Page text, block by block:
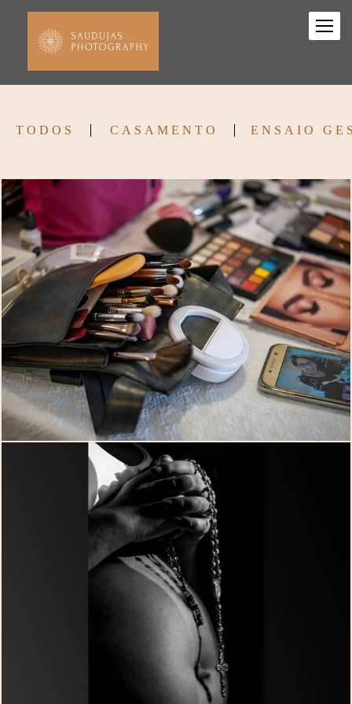
TODOS CASAMENTO ENSAIO
2570 20
2454 0